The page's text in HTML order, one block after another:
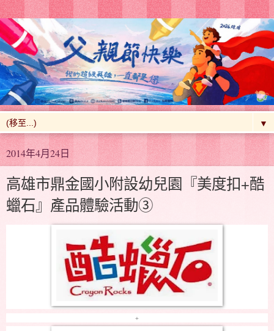
▼
2014年4月24日
高雄市鼎金國小附設幼兒園『美度扣+酷
蠟石』產品體驗活動③
+